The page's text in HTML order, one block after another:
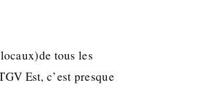
tous les
Est, c’est presque